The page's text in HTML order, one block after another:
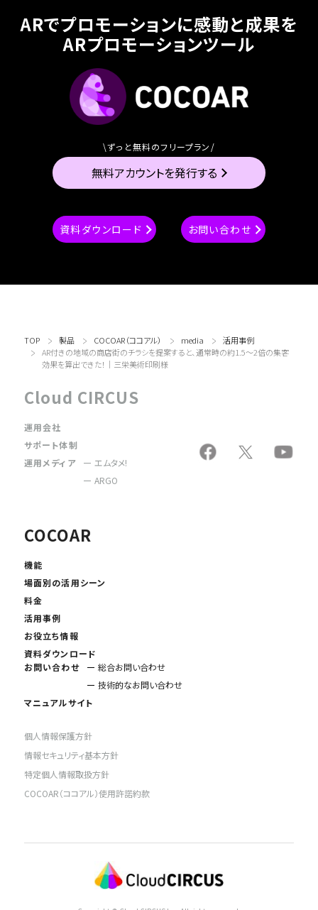
ARでプロモーションに感動と成果を
ARプロモーションツール
\ずっと無料のフリープラン/
無料アカウントを発行する
資料ダウンロード お問い合わせ
TOP 製品 COCOAR（ココアル） media
活用事例
AR付きの地域の商店街のチラシを提案すると、通常時の約1.5～2倍の集客
効果を算出できた！｜三栄美術印刷様
Cloud CIRCUS
運用会社
サポート体制
運用メディア
エムタメ!
ARGO
COCOAR
機能
場面別の活用シーン
料金
活用事例
お役立ち情報
資料ダウンロード
お問い合わせ
総合お問い合わせ
技術的なお問い合わせ
マニュアルサイト
個人情報保護方針
情報セキュリティ基本方針
特定個人情報取扱方針
COCOAR（ココアル）使用許諾約款